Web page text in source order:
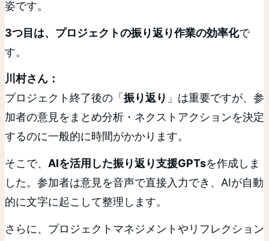
姿です。
3つ目は、プロジェクトの振り返り作業の効率化で
す。
川村さん：
プロジェクト終了後の「 振り返り 」は重要ですが、参
加者の意見をまとめ分析・ネクストアクションを決定
するのに一般的に時間がかかります。
そこで、 AIを活用した振り返り支援GPTsを作成しま
した。参加者は意見を音声で直接入力でき、AIが自動
的に文字に起こして整理します。
さらに、プロジェクトマネジメントやリフレクション